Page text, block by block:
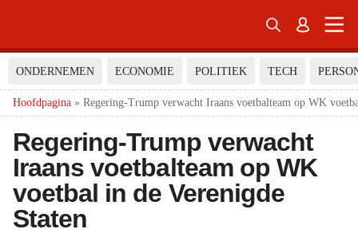
 
ONDERNEMEN ECONOMIE POLITIEK TECH
Hoofdpagina » Regering-Trump verwacht Iraans voetbalteam op WK
Regering-Trump verwacht
Iraans voetbalteam op WK
voetbal in de Verenigde
Staten